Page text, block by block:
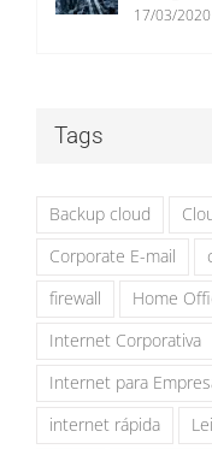
17/03/2020
Tags
Backup cloud
Corporate E-mail
firewall
Home
Internet Corporativa
Internet para
internet rápida